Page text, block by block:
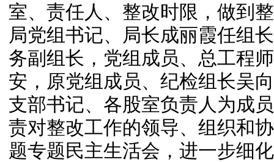
室、责任人、整改时限，做到
局党组书记、局长成丽霞任组
务副组长，党组成员、总工程
安，原党组成员、纪检组长吴
支部书记、各股室负责人为成
责对整改工作的领导、组织和
题专题民主生活会，进一步细